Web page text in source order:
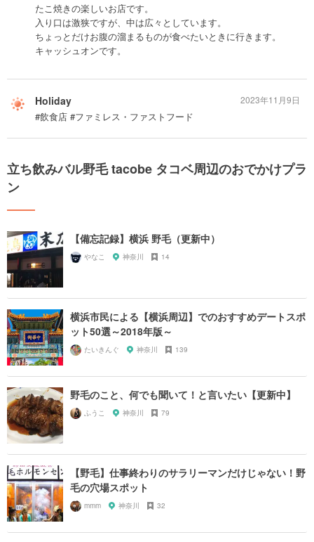
たこ焼きの楽しいお店です。
入り口は激狭ですが、中は広々としています。
ちょっとだけお腹の溜まるものが食べたいときに行きます。
キャッシュオンです。
Holiday
#飲食店 #ファミレス・ファストフード
2023年11月9日
立ち飲みバル野毛 tacobe タコベ周辺のおでかけプラ
ン
【備忘記録】横浜 野毛（更新中）
やなこ 神奈川 14
横浜市民による【横浜周辺】でのおすすめデートスポ
ット50選～2018年版～
たいきんぐ 神奈川 139
野毛のこと、何でも聞いて！と言いたい【更新中】
ふうこ 神奈川 79
【野毛】仕事終わりのサラリーマンだけじゃない！野
毛の穴場スポット
mmm 神奈川 32